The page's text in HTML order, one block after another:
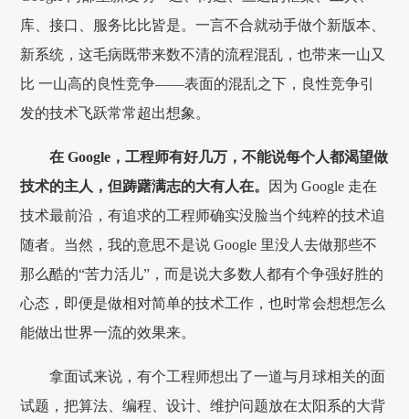
库、接口、服务比比皆是。一言不合就动手做个新版本、
新系统，这毛病既带来数不清的流程混乱，也带来一山又
比 一山高的良性竞争——表面的混乱之下，良性竞争引
发的技术飞跃常常超出想象。
在 Google，工程师有好几万，不能说每个人都渴望做
技术的主人，但踌躇满志的大有人在。 因为 Google 走在
技术最前沿，有追求的工程师确实没脸当个纯粹的技术追
随者。当然，我的意思不是说 Google 里没人去做那些不
那么酷的“苦力活儿”，而是说大多数人都有个争强好胜的
心态，即便是做相对简单的技术工作，也时常会想想怎么
能做出世界一流的效果来。
拿面试来说，有个工程师想出了一道与月球相关的面
试题，把算法、编程、设计、维护问题放在太阳系的大背